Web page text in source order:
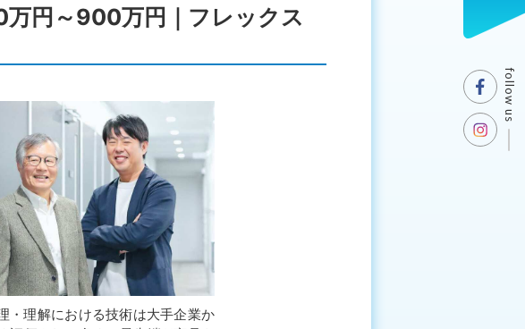
万円～900万円｜フレックス
・理解における技術は大手企業か
follow us